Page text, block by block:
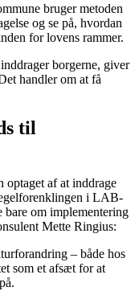
bruger metoden
og se på, hvordan
for lovens rammer.
borgerne, giver
handler om at få
til
af at inddrage
i LAB-
om implementering
Mette Ringius:
– både hos
som et afsæt for at